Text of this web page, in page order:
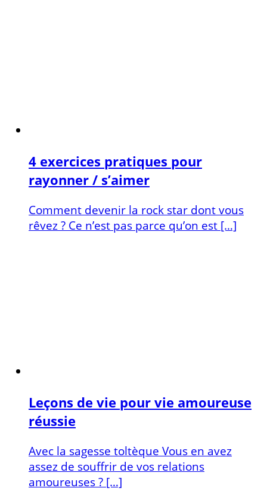
4 exercices pratiques pour
rayonner / s’aimer
Comment devenir la rock star dont vous
rêvez ? Ce n’est pas parce qu’on est […]
Leçons de vie pour vie amoureuse
réussie
Avec la sagesse toltèque Vous en avez
assez de souffrir de vos relations
amoureuses ? […]